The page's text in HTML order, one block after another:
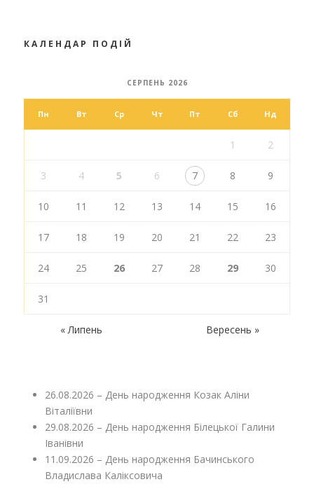
КАЛЕНДАР ПОДІЙ
СЕРПЕНЬ 2026
Пн Вт Ср Чт Пт Сб Нд
1 2
3 4 5 6 7 8 9
10 11 12 13 14 15 16
17 18 19 20 21 22 23
24 25 26 27 28 29 30
31
« Липень Вересень »
26.08.2026 – День народження Козак Аліни
Віталіївни
29.08.2026 – День народження Білецької Галини
Іванівни
11.09.2026 – День народження Бачинського
Владислава Каліксовича